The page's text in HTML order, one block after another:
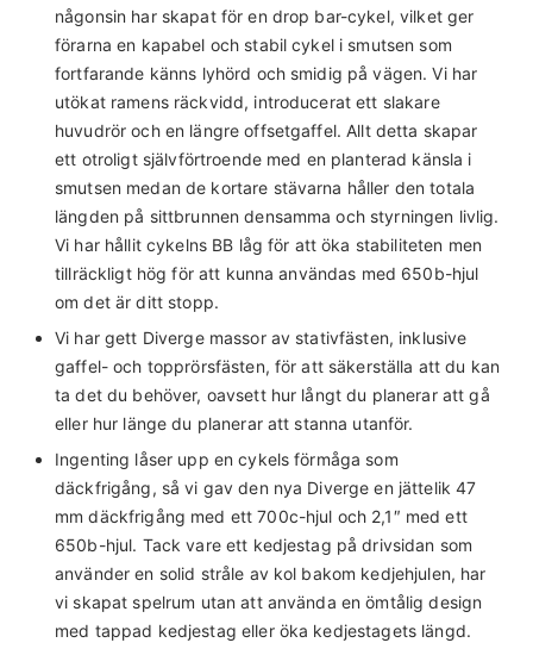
någonsin har skapat för en drop bar-cykel, vilket ger
förarna en kapabel och stabil cykel i smutsen som
fortfarande känns lyhörd och smidig på vägen. Vi har
utökat ramens räckvidd, introducerat ett slakare
huvudrör och en längre offsetgaffel. Allt detta skapar
ett otroligt självförtroende med en planterad känsla i
smutsen medan de kortare stävarna håller den totala
längden på sittbrunnen densamma och styrningen livlig.
Vi har hållit cykelns BB låg för att öka stabiliteten men
tillräckligt hög för att kunna användas med 650b-hjul
om det är ditt stopp.
Vi har gett Diverge massor av stativfästen, inklusive
gaffel- och topprörsfästen, för att säkerställa att du kan
ta det du behöver, oavsett hur långt du planerar att gå
eller hur länge du planerar att stanna utanför.
Ingenting låser upp en cykels förmåga som
däckfrigång, så vi gav den nya Diverge en jättelik 47
mm däckfrigång med ett 700c-hjul och 2,1″ med ett
650b-hjul. Tack vare ett kedjestag på drivsidan som
använder en solid stråle av kol bakom kedjehjulen, har
vi skapat spelrum utan att använda en ömtålig design
med tappad kedjestag eller öka kedjestagets längd.